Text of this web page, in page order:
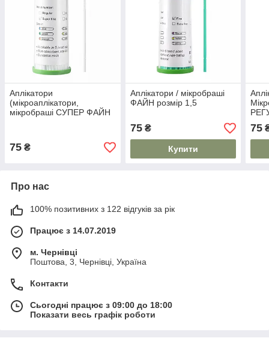
Аплікатори
(мікроаплікатори,
мікробраші СУПЕР ФАЙН
75 ₴
Аплікатори / мікробраші
ФАЙН розмір 1,5
75₴
Купити
75
Про нас
100% позитивних з 122 відгуків за рік
Працює з 14.07.2019
м. Чернівці
Поштова, 3, Чернівці, Україна
Контакти
Сьогодні працює з 09:00 до 18:00
Показати весь графік роботи